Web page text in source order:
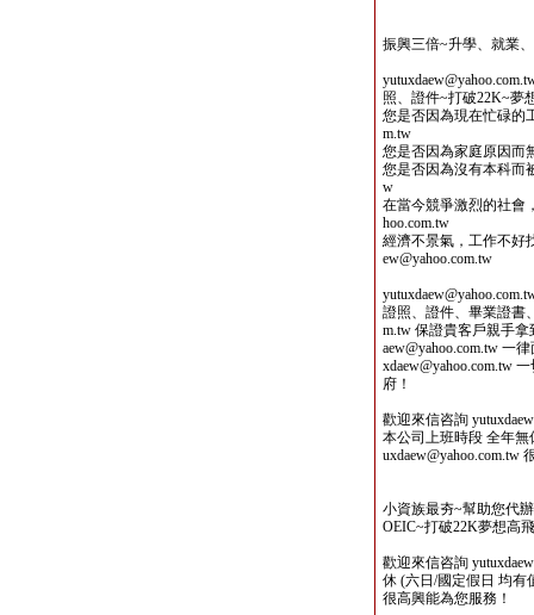
振興三倍~升學、就業
照、證件~打破22K~夢
您是否因為現在忙碌的
m.tw
您是否因為家庭原因而
您是否因為沒有本科而
w
在當今競爭激烈的社會
hoo.com.tw
經濟不景氣，工作不好
ew@yahoo.com.tw
證照、證件、畢業證書
m.tw 保證貴客戶親手
aew@yahoo.com.tw 一
xdaew@yahoo.com.tw
府！
歡迎來信咨詢
本公司上班時段 全年
uxdaew@yahoo.com.tw
小資族最夯~幫助您代
OEIC~打破22K夢想高
歡迎來信咨詢
休 (六日/國定假日 均有
很高興能為您服務！